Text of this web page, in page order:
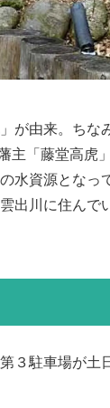
が由来。ちな
「藤堂高虎
水資源となっ
出川に住んで
駐車場が土